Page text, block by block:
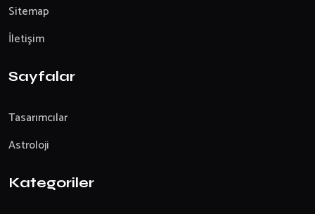
Sitemap
İletişim
Sayfalar
Tasarımcılar
Astroloji
Kategoriler